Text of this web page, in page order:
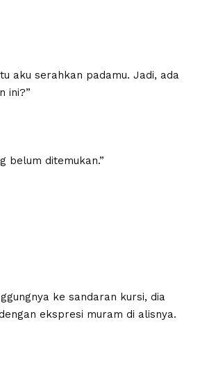
aku serahkan padamu. Jadi, ada
ini?”
belum ditemukan.”
ke sandaran kursi, dia
ekspresi muram di alisnya.